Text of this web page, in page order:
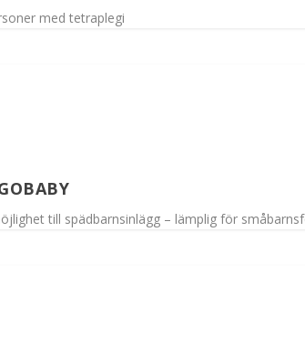
med tetraplegi
till spädbarnsinlägg – lämplig för